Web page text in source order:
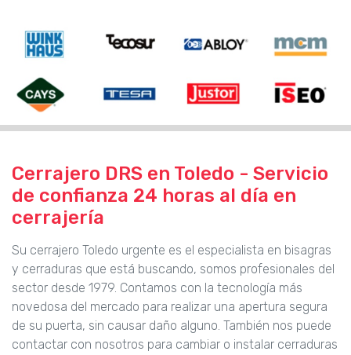
Cerrajero DRS en Toledo - Servicio
de confianza 24 horas al día en
cerrajería
Su cerrajero Toledo urgente es el especialista en bisagras
y cerraduras que está buscando, somos profesionales del
sector desde 1979. Contamos con la tecnología más
novedosa del mercado para realizar una apertura segura
de su puerta, sin causar daño alguno. También nos puede
contactar con nosotros para cambiar o instalar cerraduras